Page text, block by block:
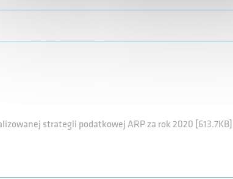
strategii podatkowej ARP za rok 2020 [613.7KB]